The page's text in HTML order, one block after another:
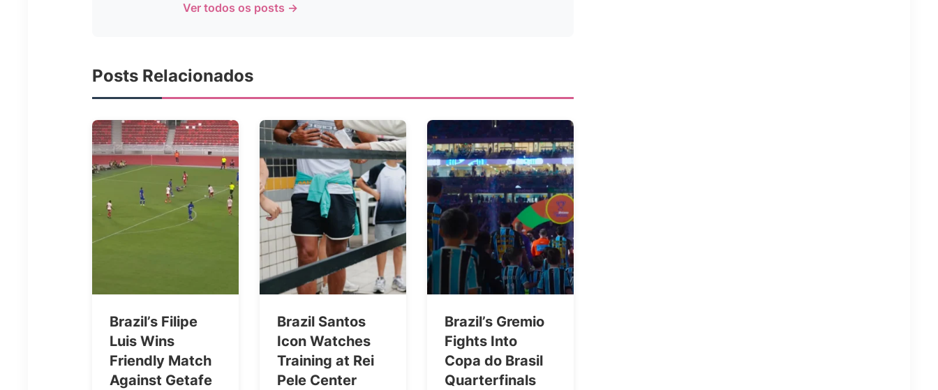
Ver todos os posts →
Posts Relacionados
Brazil’s Filipe
Luis Wins
Friendly Match
Against Getafe
Brazil Santos
Icon Watches
Training at Rei
Pele Center
Brazil’s Gremio
Fights Into
Copa do Brasil
Quarterfinals